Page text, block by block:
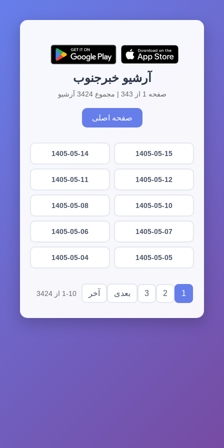
آرشیو خبرجنوب
صفحه 1 از 343 | مجموع 3424 آرشیو
صفحه اصلی
1405-05-15
1405-05-14
1405-05-12
1405-05-11
1405-05-10
1405-05-08
1405-05-07
1405-05-06
1405-05-05
1405-05-04
1
2
3 بعدی آخر 1-10 از 3424